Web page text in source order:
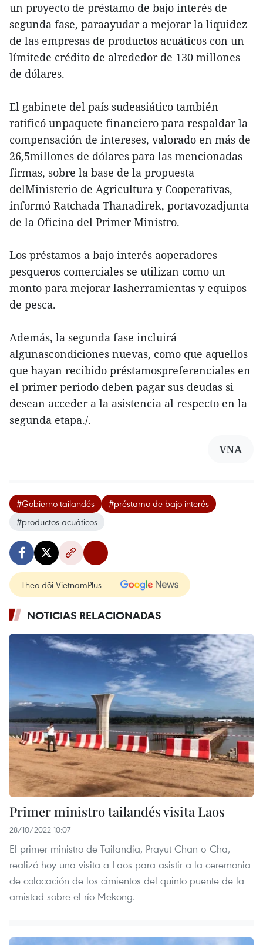
un proyecto de préstamo de bajo interés de
segunda fase, paraayudar a mejorar la liquidez
de las empresas de productos acuáticos con un
límitede crédito de alrededor de 130 millones
de dólares.
El gabinete del país sudeasiático también
ratificó unpaquete financiero para respaldar la
compensación de intereses, valorado en más de
26,5millones de dólares para las mencionadas
firmas, sobre la base de la propuesta
delMinisterio de Agricultura y Cooperativas,
informó Ratchada Thanadirek, portavozadjunta
de la Oficina del Primer Ministro.
Los préstamos a bajo interés aoperadores
pesqueros comerciales se utilizan como un
monto para mejorar lasherramientas y equipos
de pesca.
Además, la segunda fase incluirá
algunascondiciones nuevas, como que aquellos
que hayan recibido préstamospreferenciales en
el primer periodo deben pagar sus deudas si
desean acceder a la asistencia al respecto en la
segunda etapa./.
VNA
#Gobierno tailandés
#préstamo de bajo interés
#productos acuáticos
Theo dõi VietnamPlus
NOTICIAS RELACIONADAS
Primer ministro tailandés visita Laos
28/10/2022 10:07
El primer ministro de Tailandia, Prayut Chan-o-Cha,
realizó hoy una visita a Laos para asistir a la ceremonia
de colocación de los cimientos del quinto puente de la
amistad sobre el río Mekong.